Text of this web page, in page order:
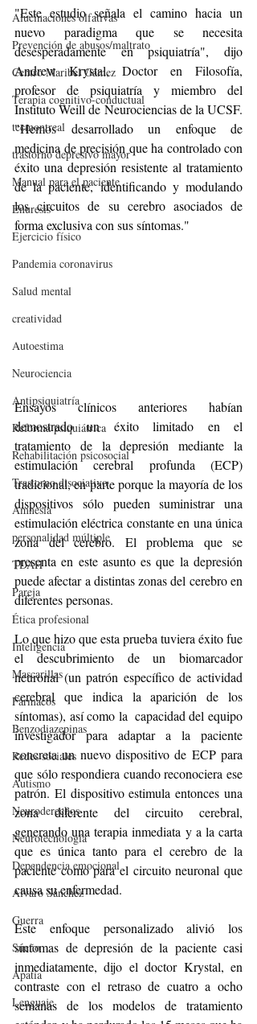
Alucinaciones olfativas
Prevención de abusos/maltrato
Centro Maribel Gámez
Terapia cognitivo-conductual
tccmontreal
trastorno depresivo mayor
Manual para el paciente
Enuresis
Ejercicio físico
Pandemia coronavirus
Salud mental
creatividad
Autoestima
Neurociencia
Antipsiquiatría
Reforma psiquiátrica
Rehabilitación psicosocial
Trastorno disociativo
Amnesia
personalidad múltiple
TDAH
Pareja
Ética profesional
Inteligencia
Mascarillas
Fármacos
Benzodiazepinas
Redes sociales
Autismo
Neuroderechos
Neurotecnología
Dependencia emocional
Alvaro Sánchez
Guerra
Sueño
Apatía
Lenguaje
"Este estudio señala el camino hacia un
nuevo paradigma que se necesita
desesperadamente en psiquiatría", dijo
Andrew Krystal, Doctor en Filosofía,
profesor de psiquiatría y miembro del
Instituto Weill de Neurociencias de la UCSF.
"Hemos desarrollado un enfoque de
medicina de precisión que ha controlado con
éxito una depresión resistente al tratamiento
de la paciente, identificando y modulando
los circuitos de su cerebro asociados de
forma exclusiva con sus síntomas."
Ensayos clínicos anteriores habían
demostrado un éxito limitado en el
tratamiento de la depresión mediante la
estimulación cerebral profunda (ECP)
tradicional, en parte porque la mayoría de los
dispositivos sólo pueden suministrar una
estimulación eléctrica constante en una única
zona del cerebro. El problema que se
presenta en este asunto es que la depresión
puede afectar a distintas zonas del cerebro en
diferentes personas.
Lo que hizo que esta prueba tuviera éxito fue
el descubrimiento de un biomarcador
neuronal (un patrón específico de actividad
cerebral que indica la aparición de los
síntomas), así como la  capacidad del equipo
investigador para adaptar a la paciente
concreta un nuevo dispositivo de ECP para
que sólo respondiera cuando reconociera ese
patrón. El dispositivo estimula entonces una
zona diferente del circuito cerebral,
generando una terapia inmediata y a la carta
que es única tanto para el cerebro de la
paciente como para el circuito neuronal que
causa su enfermedad.
Este enfoque personalizado alivió los
síntomas de depresión de la paciente casi
inmediatamente, dijo el doctor Krystal, en
contraste con el retraso de cuatro a ocho
semanas de los modelos de tratamiento